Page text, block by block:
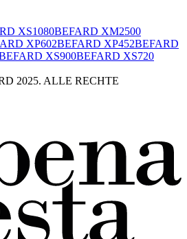
XS1080BEFARD XM2500
XP602BEFARD XP452BEFARD
XS900BEFARD XS720
2025. ALLE RECHTE